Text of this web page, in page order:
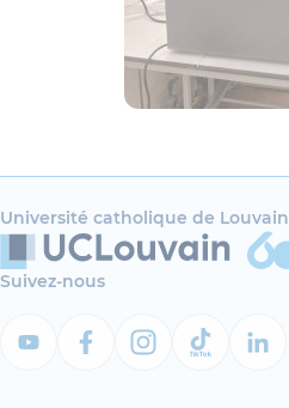
Université catholique de Louvain
Suivez-nous